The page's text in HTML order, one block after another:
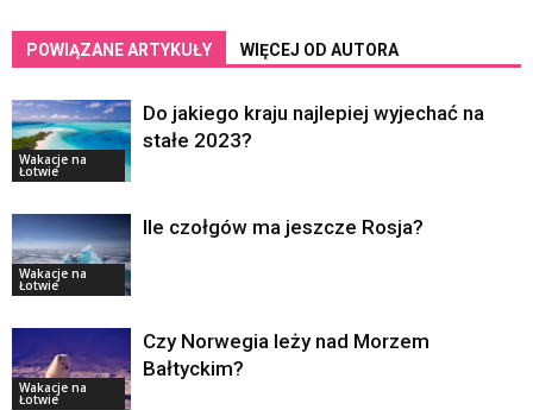
POWIĄZANE ARTYKUŁY WIĘCEJ OD AUTORA
Wakacje na
Łotwie
Do jakiego kraju najlepiej wyjechać na
stałe 2023?
Wakacje na
Łotwie
Ile czołgów ma jeszcze Rosja?
Wakacje na
Łotwie
Czy Norwegia leży nad Morzem
Bałtyckim?